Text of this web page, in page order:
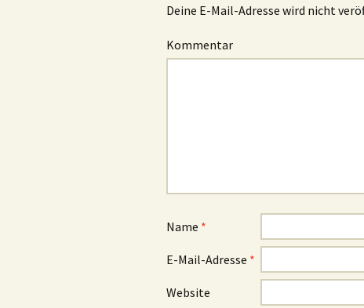
Deine E-Mail-Adresse wird nicht
Kommentar
Name *
E-Mail-Adresse *
Website